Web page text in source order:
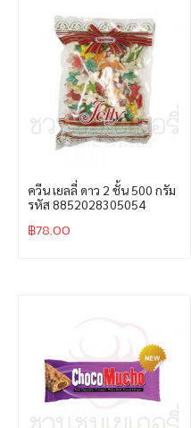
ควีน เยลลี่ ดาว 2 ชั้น 500 กรัม
รหัส 8852028305054
฿78.00